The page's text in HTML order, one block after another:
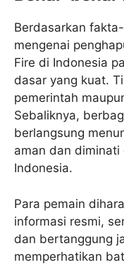
Berdasarkan
mengenai
Fire di Indonesia
dasar yang kuat.
pemerintah
Sebaliknya,
berlangsung
aman dan
Indonesia.
Para pemain
informasi resmi,
dan bertanggung
memperhatikan